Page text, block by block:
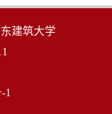
建筑大学
1